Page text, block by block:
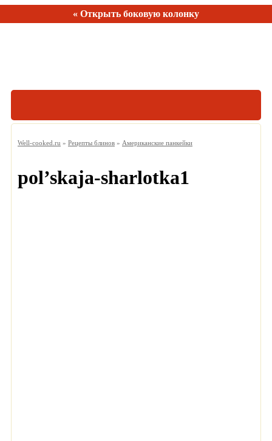
« Открыть боковую колонку
Рецептов:150
Well-cooked.ru » Рецепты блинов » Американские панкейки
pol’skaja-sharlotka1